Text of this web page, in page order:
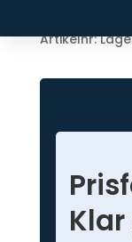
Artikelnr: